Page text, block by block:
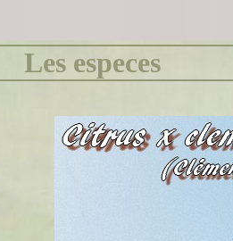
Les especes